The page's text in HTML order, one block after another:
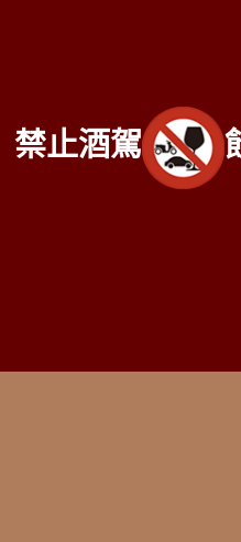
服務範圍：
台北、新北市、
投、彰化、 雲林、嘉義、台
蘭、花蓮
禁止酒駕